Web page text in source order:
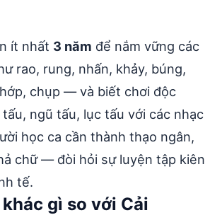
ít nhất 3 năm để nắm vững các
rao, rung, nhấn, khảy, búng,
chụp — và biết chơi độc
ngũ tấu, lục tấu với các nhạc
học ca cần thành thạo ngân,
chữ — đòi hỏi sự luyện tập kiên
tế.
gì so với Cải